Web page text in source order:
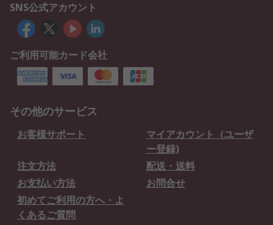
SNS公式アカウント
ご利用可能カード会社
その他のサービス
お客様サポート
マイアカウント（ユーザ
ー登録)
注文方法
配送・送料
お支払い方法
お問合せ
初めてご利用の方へ・よ
くあるご質問